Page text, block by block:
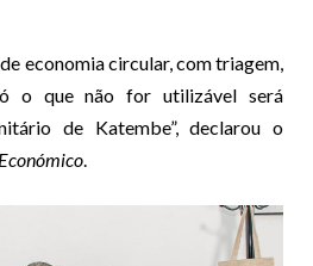
economia circular, com triagem,
o que não for utilizável será
de Katembe”, declarou o
.